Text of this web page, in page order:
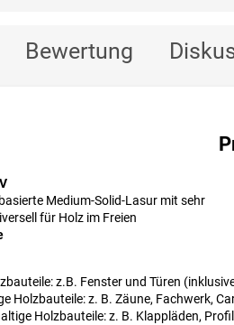
Bewertung
Medium-Solid-Lasur mit sehr
für Holz im Freien
z.B. Fenster und Türen
Holzbauteile: z. B. Zäune, Fachwerk,
Holzbauteile: z. B. Klappläden,